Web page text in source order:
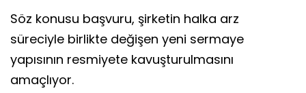
Söz konusu başvuru, şirketin halka arz
süreciyle birlikte değişen yeni sermaye
yapısının resmiyete kavuşturulmasını
amaçlıyor.